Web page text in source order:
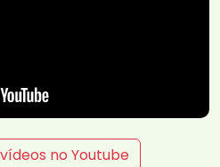
no Youtube